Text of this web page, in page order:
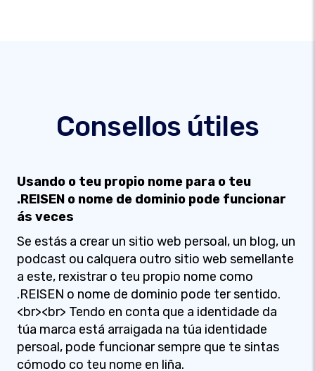
Consellos útiles
Usando o teu propio nome para o teu
.REISEN o nome de dominio pode funcionar
ás veces
Se estás a crear un sitio web persoal, un blog, un
podcast ou calquera outro sitio web semellante
a este, rexistrar o teu propio nome como
.REISEN o nome de dominio pode ter sentido.
<br><br> Tendo en conta que a identidade da
túa marca está arraigada na túa identidade
persoal, pode funcionar sempre que te sintas
cómodo co teu nome en liña.